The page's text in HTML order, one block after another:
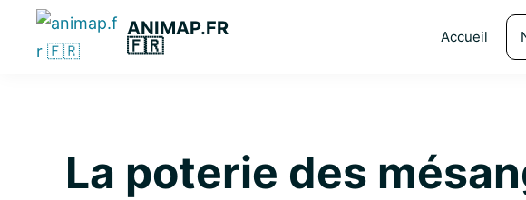
Passer
Passer
Passer
principale
ANIMAP.FR
🇫🇷
Accueil
La poterie des